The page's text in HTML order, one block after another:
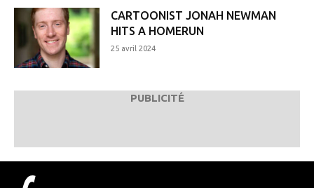
CARTOONIST JONAH NEWMAN
HITS A HOMERUN
25 avril 2024
PUBLICITÉ